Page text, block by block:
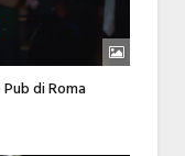
di Roma